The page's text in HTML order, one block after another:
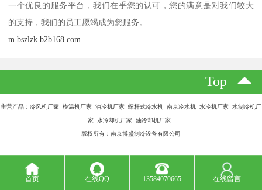
一个优良的服务平台，我们在乎您的认可，您的满意是对我们较大
的支持，我们的员工愿竭成为您服务。
m.bszlzk.b2b168.com
Top
主营产品：冷风机厂家 模温机厂家 油冷机厂家 螺杆式冷水机 南京冷水机 水冷机厂家 水制冷机厂
家 水冷却机厂家 油冷却机厂家
版权所有：南京博盛制冷设备有限公司
首页 在线QQ 13584070665 在线留言